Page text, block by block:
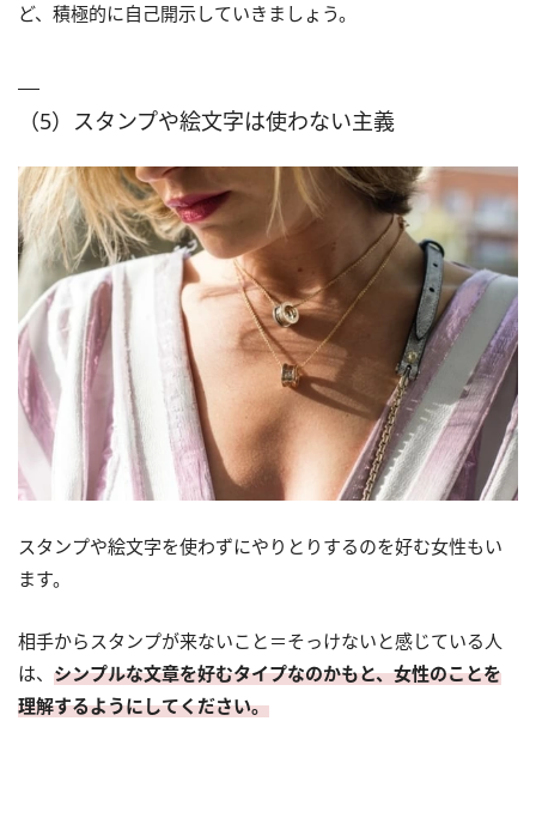
ど、積極的に自己開示していきましょう。
（5）スタンプや絵文字は使わない主義
スタンプや絵文字を使わずにやりとりするのを好む女性もい
ます。
相手からスタンプが来ないこと＝そっけないと感じている人
は、 シンプルな文章を好むタイプなのかもと、女性のことを
理解するようにしてください。